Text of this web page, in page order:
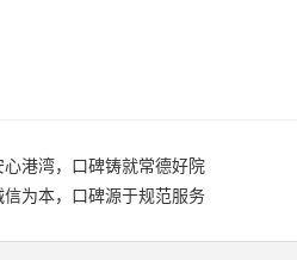
港湾，口碑铸就常德好院
为本，口碑源于规范服务